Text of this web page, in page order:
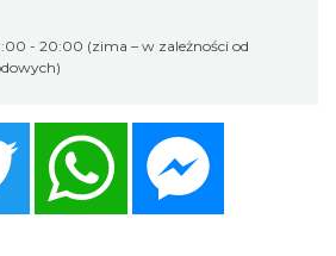
- 20:00 (zima – w zależności od
Twitter WhatsApp